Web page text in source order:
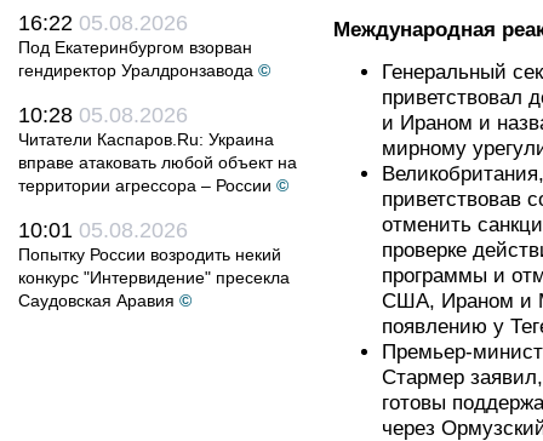
16:22 05.08.2026
Под Екатеринбургом взорван
гендиректор Уралдронзавода ©
10:28 05.08.2026
Читатели Каспаров.Ru: Украина
вправе атаковать любой объект на
территории агрессора – России ©
10:01 05.08.2026
Попытку России возродить некий
конкурс "Интервидение" пресекла
Саудовская Аравия ©
Международная
Генеральный
приветствовал
и Ираном и
мирному
приветствовав
отменить
проверке
программы и
США, Ираном и
появлению у
Премьер-
Стармер
готовы
через